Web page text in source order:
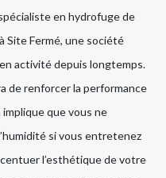
en hydrofuge de
Site Fermé, une société
activité depuis longtemps.
de renforcer la performance
que vous ne
si vous entretenez
l’esthétique de votre